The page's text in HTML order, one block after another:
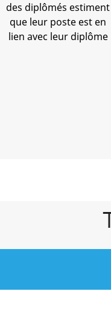
des diplômés estiment
que leur poste est en
lien avec leur diplôme